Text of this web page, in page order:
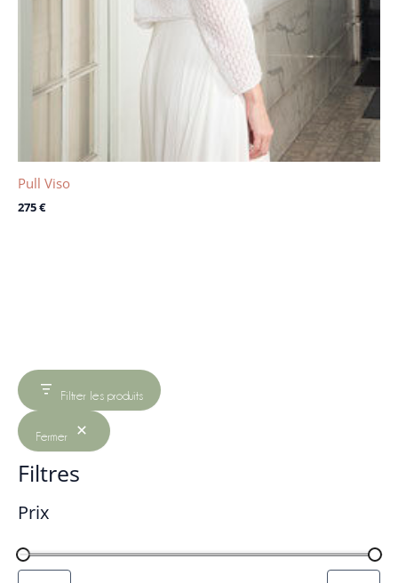
Filtrer les produits
Fermer
Filtres
Prix
Pull Viso
275€